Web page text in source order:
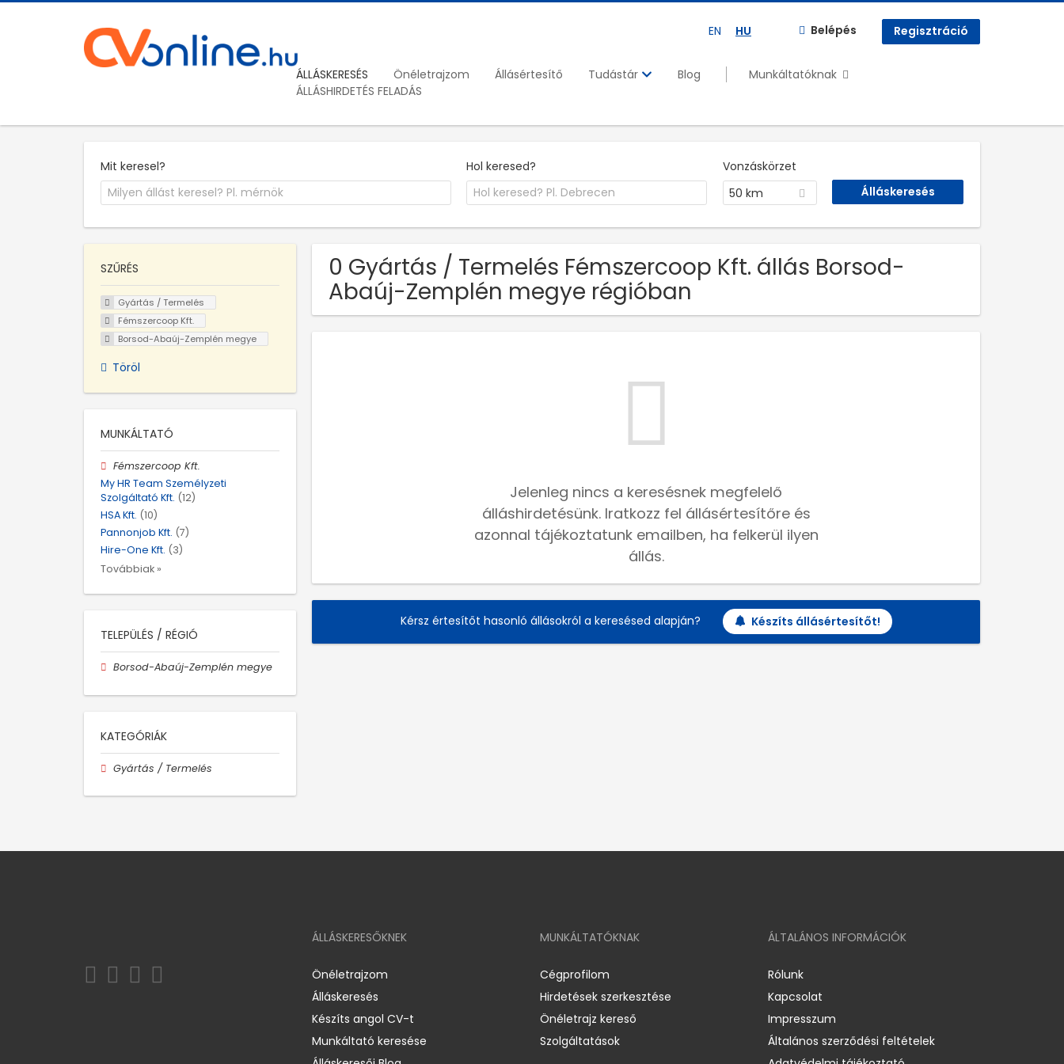
EN HU Belépés Regisztráció
ÁLLÁSKERESÉS Önéletrajzom Állásértesítő Tudástár Blog
Munkáltatóknak
ÁLLÁSHIRDETÉS FELADÁS
Mit keresel? Hol keresed?
Vonzáskörzet
50 km
0 Gyártás / Termelés Fémszercoop Kft. állás Borsod-
Abaúj-Zemplén megye régióban
Jelenleg nincs a keresésnek megfelelő
álláshirdetésünk. Iratkozz fel állásértesítőre és
azonnal tájékoztatunk emailben, ha felkerül ilyen
állás.
Kérsz értesítőt hasonló állásokról a keresésed alapján? Készíts állásértesítőt!
SZŰRÉS
Gyártás / Termelés
Fémszercoop Kft.
Borsod-Abaúj-Zemplén megye
Töröl
MUNKÁLTATÓ
Fémszercoop Kft.
My HR Team Személyzeti
Szolgáltató Kft. (12)
HSA Kft. (10)
Pannonjob Kft. (7)
Hire-One Kft. (3)
Továbbiak »
TELEPÜLÉS / RÉGIÓ
Borsod-Abaúj-Zemplén megye
KATEGÓRIÁK
Gyártás / Termelés
ÁLLÁSKERESŐKNEK
Önéletrajzom
Álláskeresés
Készíts angol CV-t
Munkáltató keresése
MUNKÁLTATÓKNAK
Cégprofilom
Hirdetések szerkesztése
Önéletrajz kereső
Szolgáltatások
ÁLTALÁNOS INFORMÁCIÓK
Rólunk
Kapcsolat
Impresszum
Általános szerződési feltételek